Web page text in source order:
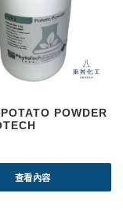
POWDER
查看內容